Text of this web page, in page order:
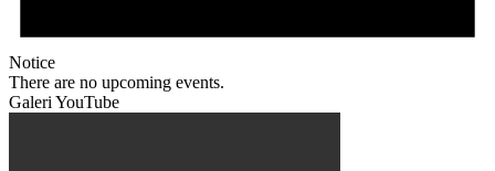
Notice
There are no upcoming events.
Galeri YouTube